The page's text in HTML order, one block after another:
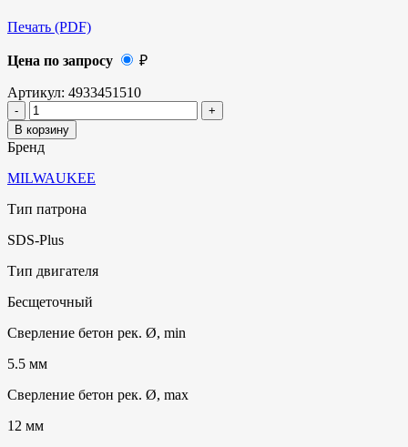
Печать (PDF)
Цена по запросу ₽
Артикул: 4933451510
В корзину
Бренд
MILWAUKEE
Тип патрона
SDS-Plus
Тип двигателя
Бесщеточный
Сверление бетон рек. Ø, min
5.5 мм
Сверление бетон рек. Ø, max
12 мм